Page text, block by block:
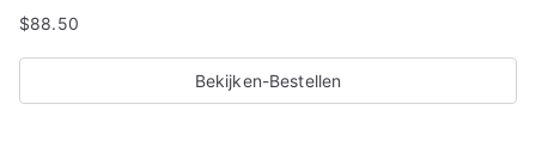
$88.50
Bekijken-Bestellen